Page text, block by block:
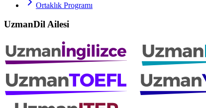
Ortaklık Programı
UzmanDil Ailesi